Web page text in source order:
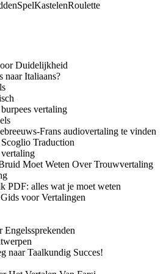
SpelKastelenRoulette
Duidelijkheid
naar Italiaans?
vertaling
Frans audiovertaling te vinden
Traduction
Moet Weten Over Trouwvertaling
PDF: alles wat je moet weten
voor Vertalingen
naar Taalkundig Succes!